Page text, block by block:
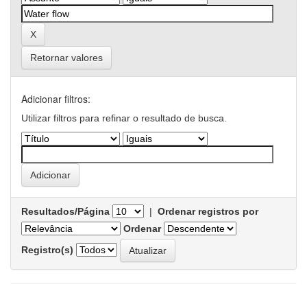
Retornar valores
Adicionar filtros:
Utilizar filtros para refinar o resultado de busca.
Resultados/Página | Ordenar registros por
Ordenar
Registro(s)